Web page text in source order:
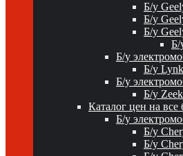
Б/у
Б/у
Б/у
Б/
Б/у
Б/у
Б/у
Б/у
Каталог цен на
Б/у
Б/у
Б/у